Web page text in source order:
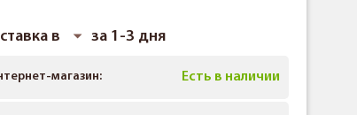
в за 1-3 дня
магазин: Есть в наличии